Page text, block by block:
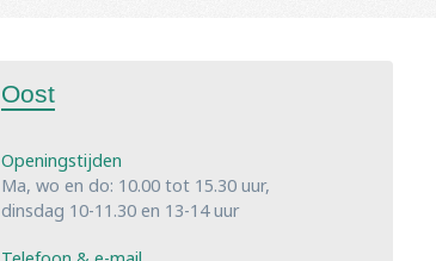
Oost
Openingstijden
Ma, wo en do: 10.00 tot 15.30 uur,
dinsdag 10-11.30 en 13-14 uur